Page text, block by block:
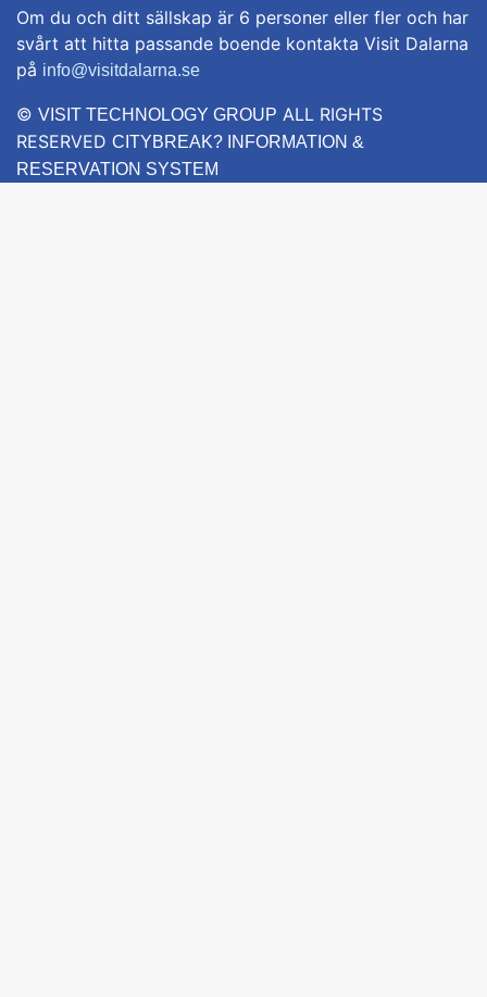
Om du och ditt sällskap är 6 personer eller fler och har
svårt att hitta passande boende kontakta Visit Dalarna
på info@visitdalarna.se
© VISIT TECHNOLOGY GROUP ALL RIGHTS
RESERVED CITYBREAK? INFORMATION &
RESERVATION SYSTEM